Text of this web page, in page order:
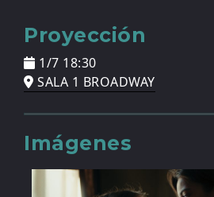
Proyección
1/7 18:30
SALA 1 BROADWAY
Imágenes